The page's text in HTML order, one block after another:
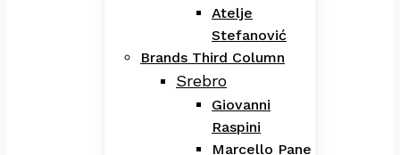
Atelje
Stefanović
Brands Third Column
Srebro
Giovanni
Raspini
Marcello Pane